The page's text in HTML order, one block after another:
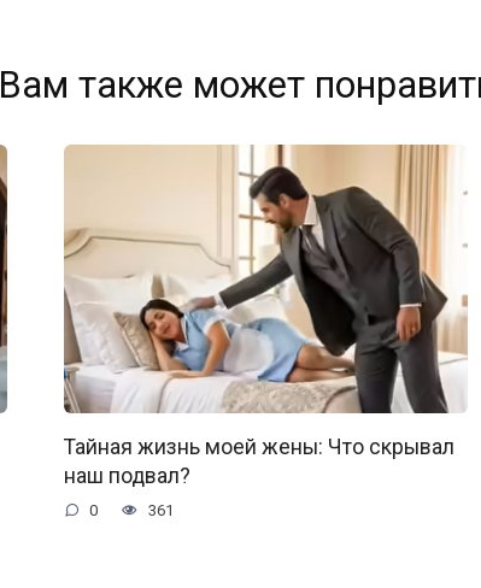
Вам также может
Тайная жизнь моей жены: Что скрывал
наш подвал?
0 361